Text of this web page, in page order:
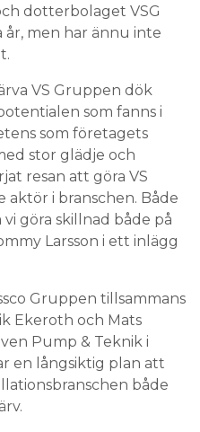
dotterbolaget VSG
år, men har ännu inte
VS Gruppen dök
som fanns i
som företagets
stor glädje och
resan att göra VS
i branschen. Både
göra skillnad både på
Larsson i ett inlägg
Gruppen tillsammans
Ekeroth och Mats
Pump & Teknik i
en långsiktig plan att
både